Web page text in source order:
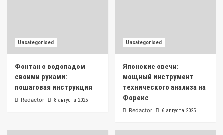
Uncategorised
Фонтан с водопадом
своими руками:
пошаговая инструкция
Redactor 8 августа 2025
Uncategorised
Японские свечи:
мощный инструмент
технического анализа на
Форекс
Redactor 6 августа 2025